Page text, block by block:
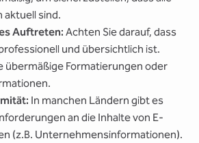
aktuell sind.
Auftreten: Achten Sie darauf, dass
und übersichtlich ist.
übermäßige Formatierungen oder
In manchen Ländern gibt es
an die Inhalte von E-
(z.B. Unternehmensinformationen).